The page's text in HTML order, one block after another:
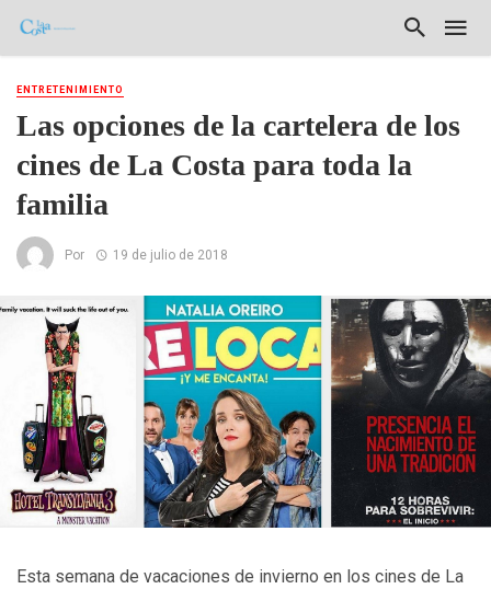
ENTRETENIMIENTO
Las opciones de la cartelera de los
cines de La Costa para toda la
familia
Por 19 de julio de 2018
Esta semana de vacaciones de invierno en los cines de La